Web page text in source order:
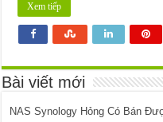
Xem tiếp
Bài viết mới
NAS Synology Hỏng Có Bán